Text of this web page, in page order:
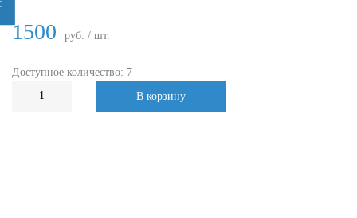
1500 руб. / шт.
Доступное количество: 7
В корзину